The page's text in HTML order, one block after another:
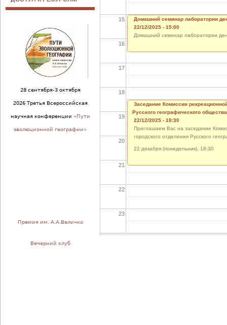
15
16
17
18
19
20
21
22
23
Домашний семинар лаборатории
22/12/2025 - 15:00
Домашний семинар лаборатории
Заседание Комиссии
Русского географического общества
22/12/2025 - 18:30
Приглашаем Вас на заседание
городского отделения Русского
22 декабря (понедельник), 18:30
28 сентября-3 октября
2026 Третья Всероссийская
научная конференции «Пути
эволюционной географии»
Премия им. А.А.Величко
Вечерний клуб